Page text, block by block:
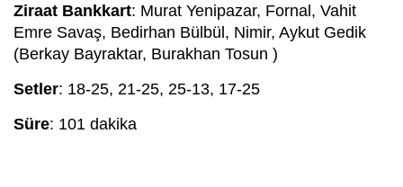
Ziraat Bankkart: Murat Yenipazar, Fornal, Vahit
Emre Savaş, Bedirhan Bülbül, Nimir, Aykut Gedik
(Berkay Bayraktar, Burakhan Tosun )
Setler: 18-25, 21-25, 25-13, 17-25
Süre: 101 dakika